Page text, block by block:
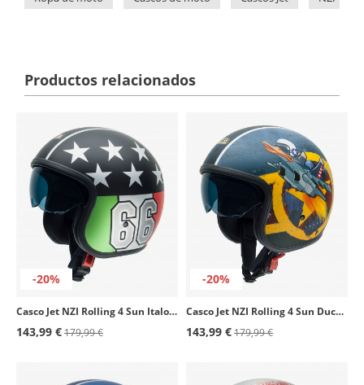
Productos relacionados
-20%
Casco Jet NZI Rolling 4 Sun Italomade Mate
143,99 €179,99 €
-20%
Casco Jet NZI Rolling 4 Sun Duck Mate
143,99 €179,99 €